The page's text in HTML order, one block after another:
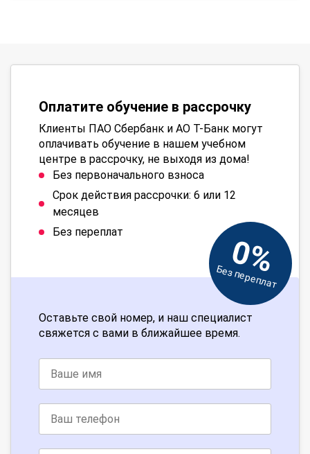
Оплатите обучение в рассрочку
Клиенты ПАО Сбербанк и АО Т-Банк могут
оплачивать обучение в нашем учебном
центре в рассрочку, не выходя из дома!
Без первоначального взноса
Срок действия рассрочки: 6 или 12
месяцев
Без переплат
0%
Без переплат
Оставьте свой номер, и наш специалист
свяжется с вами в ближайшее время.